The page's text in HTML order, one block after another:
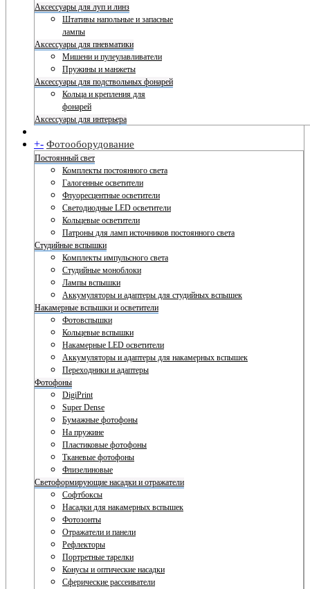
Аксессуары для луп и линз
Штативы напольные и запасные
лампы
Аксессуары для пневматики
Мишени и пулеулавливатели
Пружины и манжеты
Аксессуары для подствольных фонарей
Кольца и крепления для
фонарей
Аксессуары для интерьера
+- Фотооборудование
Постоянный свет
Комплекты постоянного света
Галогенные осветители
Флуоресцентные осветители
Светодиодные LED осветители
Кольцевые осветители
Патроны для ламп источников постоянного света
Студийные вспышки
Комплекты импульсного света
Студийные моноблоки
Лампы вспышки
Аккумуляторы и адаптеры для студийных вспышек
Накамерные вспышки и осветители
Фотовспышки
Кольцевые вспышки
Накамерные LED осветители
Аккумуляторы и адаптеры для накамерных вспышек
Переходники и адаптеры
Фотофоны
DigiPrint
Super Dense
Бумажные фотофоны
На пружине
Пластиковые фотофоны
Тканевые фотофоны
Флизелиновые
Светоформирующие насадки и отражатели
Софтбоксы
Насадки для накамерных вспышек
Фотозонты
Отражатели и панели
Рефлекторы
Портретные тарелки
Конусы и оптические насадки
Сферические рассеиватели